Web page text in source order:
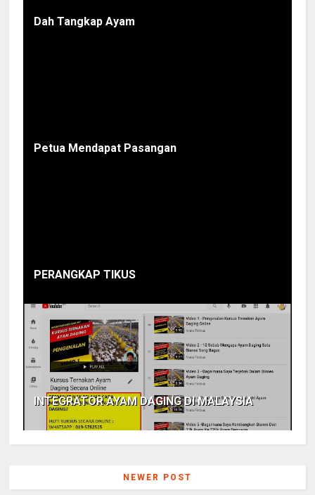
Dah Tangkap Ayam
Petua Mendapat Pasangan
PERANGKAP TIKUS
INTEGRATOR AYAM DAGING DI MALAYSIA
NEWER POST